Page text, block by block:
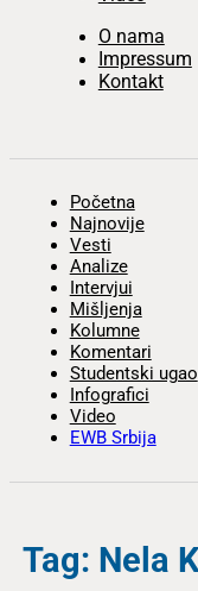
O nama
Impressum
Kontakt
Početna
Najnovije
Vesti
Analize
Intervjui
Mišljenja
Kolumne
Komentari
Studentski ugao
Infografici
Video
EWB Srbija
Tag: Nela